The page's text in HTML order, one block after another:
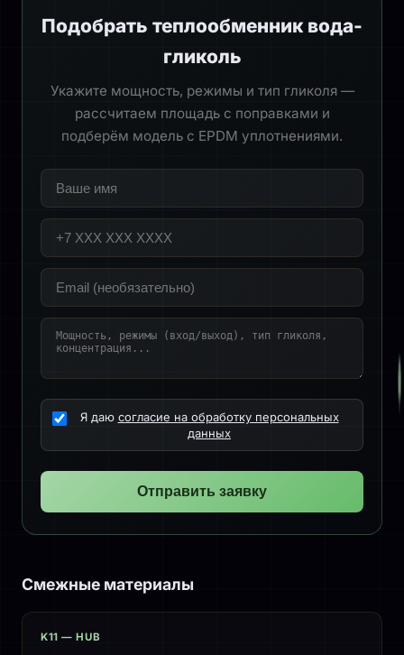
Подобрать теплообменник вода-
гликоль
Укажите мощность, режимы и тип гликоля —
рассчитаем площадь с поправками и
подберём модель с EPDM уплотнениями.
Я даю согласие на обработку персональных
данных
Отправить заявку
Смежные материалы
K11 — HUB